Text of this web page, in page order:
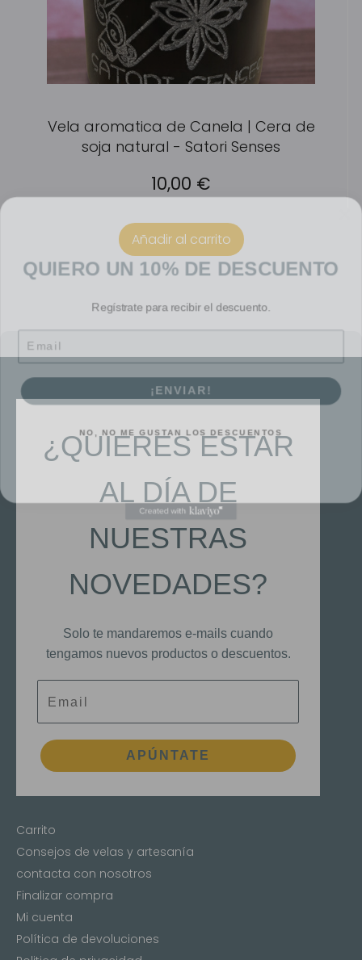
Vela aromatica de Canela | Cera de
soja natural - Satori Senses
10,00 €
Añadir al carrito
¿QUIERES ESTAR
AL DÍA DE
NUESTRAS
NOVEDADES?
Solo te mandaremos e-mails cuando
tengamos nuevos productos o descuentos.
Email
APÚNTATE
Carrito
Consejos de velas y artesanía
contacta con nosotros
Finalizar compra
Mi cuenta
Política de devoluciones
QUIERO UN 10% DE DESCUENTO
¡ENVIAR!